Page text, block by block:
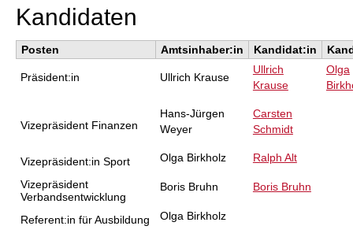
Kandidaten
Posten Amtsinhaber:in Kandidat:in
Präsident:in Ullrich Krause
Ullrich
Krause
Olga
Vizepräsident Finanzen
Hans-Jürgen
Weyer
Carsten
Schmidt
Vizepräsident:in Sport Olga Birkholz Ralph Alt
Vizepräsident
Verbandsentwicklung
Boris Bruhn Boris Bruhn
Referent:in für Ausbildung Olga Birkholz